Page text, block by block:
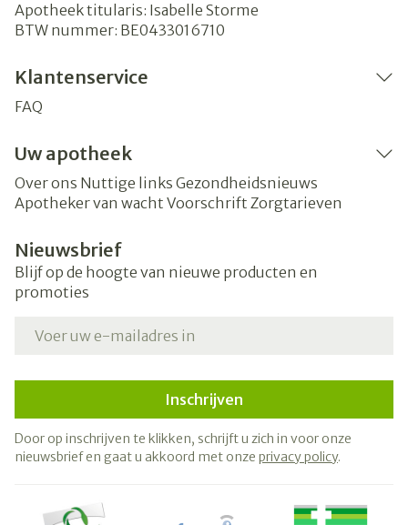
Apotheek titularis: Isabelle Storme
BTW nummer: BE0433016710
Klantenservice
FAQ
Uw apotheek
Over ons Nuttige links Gezondheidsnieuws
Apotheker van wacht Voorschrift Zorgtarieven
Nieuwsbrief
Blijf op de hoogte van nieuwe producten en
promoties
Inschrijven
Door op inschrijven te klikken, schrijft u zich in voor onze
nieuwsbrief en gaat u akkoord met onze privacy policy.